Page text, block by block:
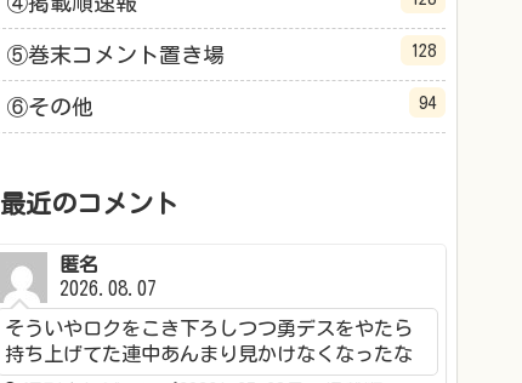
⑤巻末コメント置き場 128
⑥その他 94
最近のコメント
匿名
2026.08.07
そういやロクをこき下ろしつつ勇デスをやたら
持ち上げてた連中あんまり見かけなくなったな